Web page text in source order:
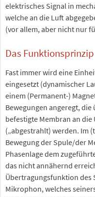
elektrisches Signal in
welche an die Luft
(vor allem, aber nicht nur
Das Funktionsprinzip
Fast immer wird eine
eingesetzt (dynamischer
einem (Permanent-)
Bewegungen angeregt,
befestigte Membran an
(„abgestrahlt) werden. Im
Bewegung der Spule/der
Phasenlage dem
das nicht annähernd
Übertragungsfunktion des
Mikrophon, welches